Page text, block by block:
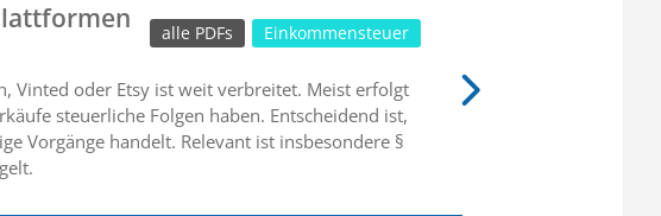
Einkommensteuer
alle PDFs
Vinted oder Etsy ist weit verbreitet. Meist erfolgt
steuerliche Folgen haben. Entscheidend ist,
Vorgänge handelt. Relevant ist insbesondere §